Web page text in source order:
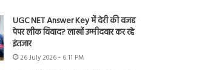
UGC NET Answer Key में देरी की वजह
पेपर लीक विवाद? लाखों उम्मीदवार कर रहे
इंतजार
26 July 2026 - 6:11 PM